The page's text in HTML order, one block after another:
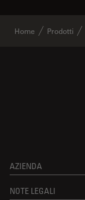
Home Prodotti
AZIENDA
NOTE LEGALI